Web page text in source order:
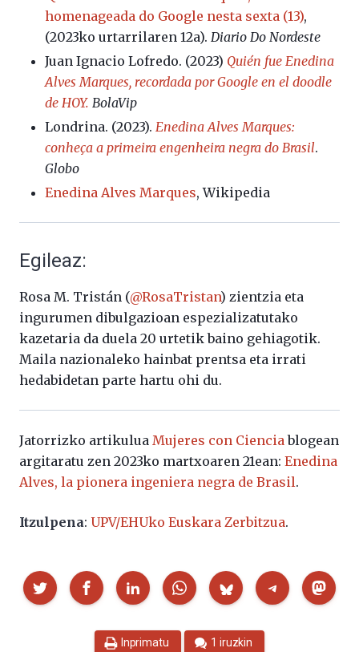
homenageada do Google nesta sexta (13),
(2023ko urtarrilaren 12a). Diario Do Nordeste
Juan Ignacio Lofredo. (2023) Quién fue Enedina
Alves Marques, recordada por Google en el doodle
de HOY. BolaVip
Londrina. (2023). Enedina Alves Marques:
conheça a primeira engenheira negra do Brasil.
Globo
Enedina Alves Marques, Wikipedia
Egileaz:
Rosa M. Tristán (@RosaTristan) zientzia eta
ingurumen dibulgazioan espezializatutako
kazetaria da duela 20 urtetik baino gehiagotik.
Maila nazionaleko hainbat prentsa eta irrati
hedabidetan parte hartu ohi du.
Jatorrizko artikulua Mujeres con Cienciablogean
argitaratu zen 2023ko martxoaren 21ean: Enedina
Alves, la pionera ingeniera negra de Brasil.
Itzulpena: UPV/EHUko Euskara Zerbitzua.
Partekatu
Inprimatu 1 iruzkin